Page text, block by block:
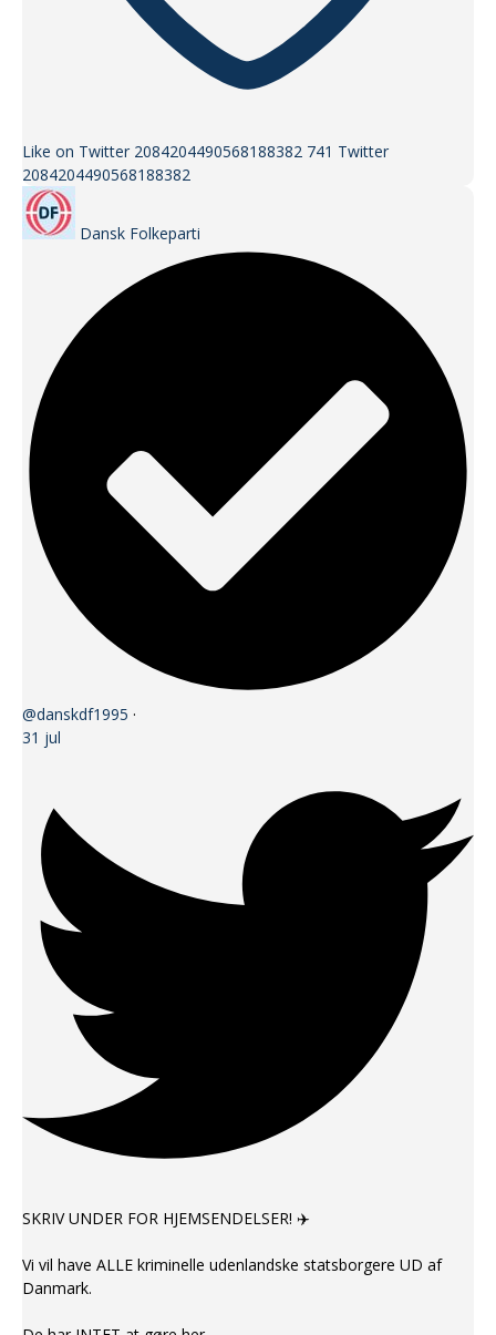
Like on Twitter 2084204490568188382 741 Twitter
2084204490568188382
Dansk Folkeparti
@danskdf1995 ·
31 jul
SKRIV UNDER FOR HJEMSENDELSER! ✈️
Vi vil have ALLE kriminelle udenlandske statsborgere UD af
Danmark.